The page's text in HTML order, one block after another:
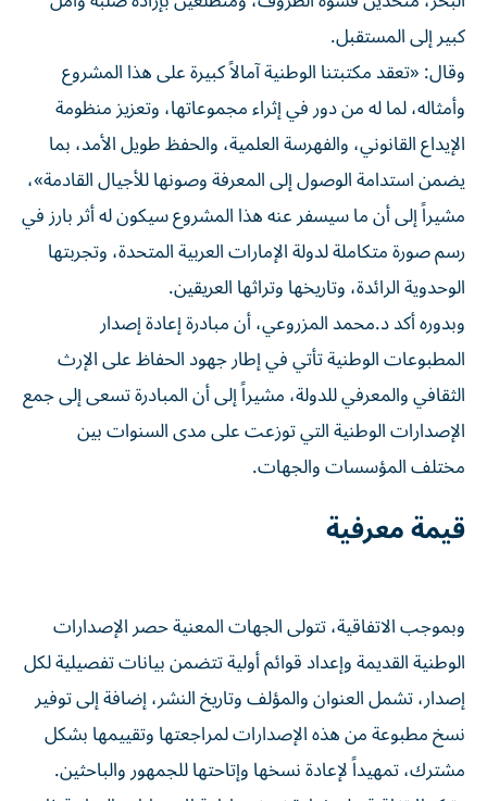
كبير إلى المستقبل.
وقال: «تعقد مكتبتنا الوطنية آمالاً كبيرة على هذا المشروع
وأمثاله، لما له من دور في إثراء مجموعاتها، وتعزيز منظومة
الإيداع القانوني، والفهرسة العلمية، والحفظ طويل الأمد، بما
يضمن استدامة الوصول إلى المعرفة وصونها للأجيال القادمة»،
مشيراً إلى أن ما سيسفر عنه هذا المشروع سيكون له أثر بارز في
رسم صورة متكاملة لدولة الإمارات العربية المتحدة، وتجربتها
الوحدوية الرائدة، وتاريخها وتراثها العريقين.
وبدوره أكد د.محمد المزروعي، أن مبادرة إعادة إصدار
المطبوعات الوطنية تأتي في إطار جهود الحفاظ على الإرث
الثقافي والمعرفي للدولة، مشيراً إلى أن المبادرة تسعى إلى جمع
الإصدارات الوطنية التي توزعت على مدى السنوات بين
مختلف المؤسسات والجهات.
قيمة معرفية
وبموجب الاتفاقية، تتولى الجهات المعنية حصر الإصدارات
الوطنية القديمة وإعداد قوائم أولية تتضمن بيانات تفصيلية لكل
إصدار، تشمل العنوان والمؤلف وتاريخ النشر، إضافة إلى توفير
نسخ مطبوعة من هذه الإصدارات لمراجعتها وتقييمها بشكل
مشترك، تمهيداً لإعادة نسخها وإتاحتها للجمهور والباحثين.